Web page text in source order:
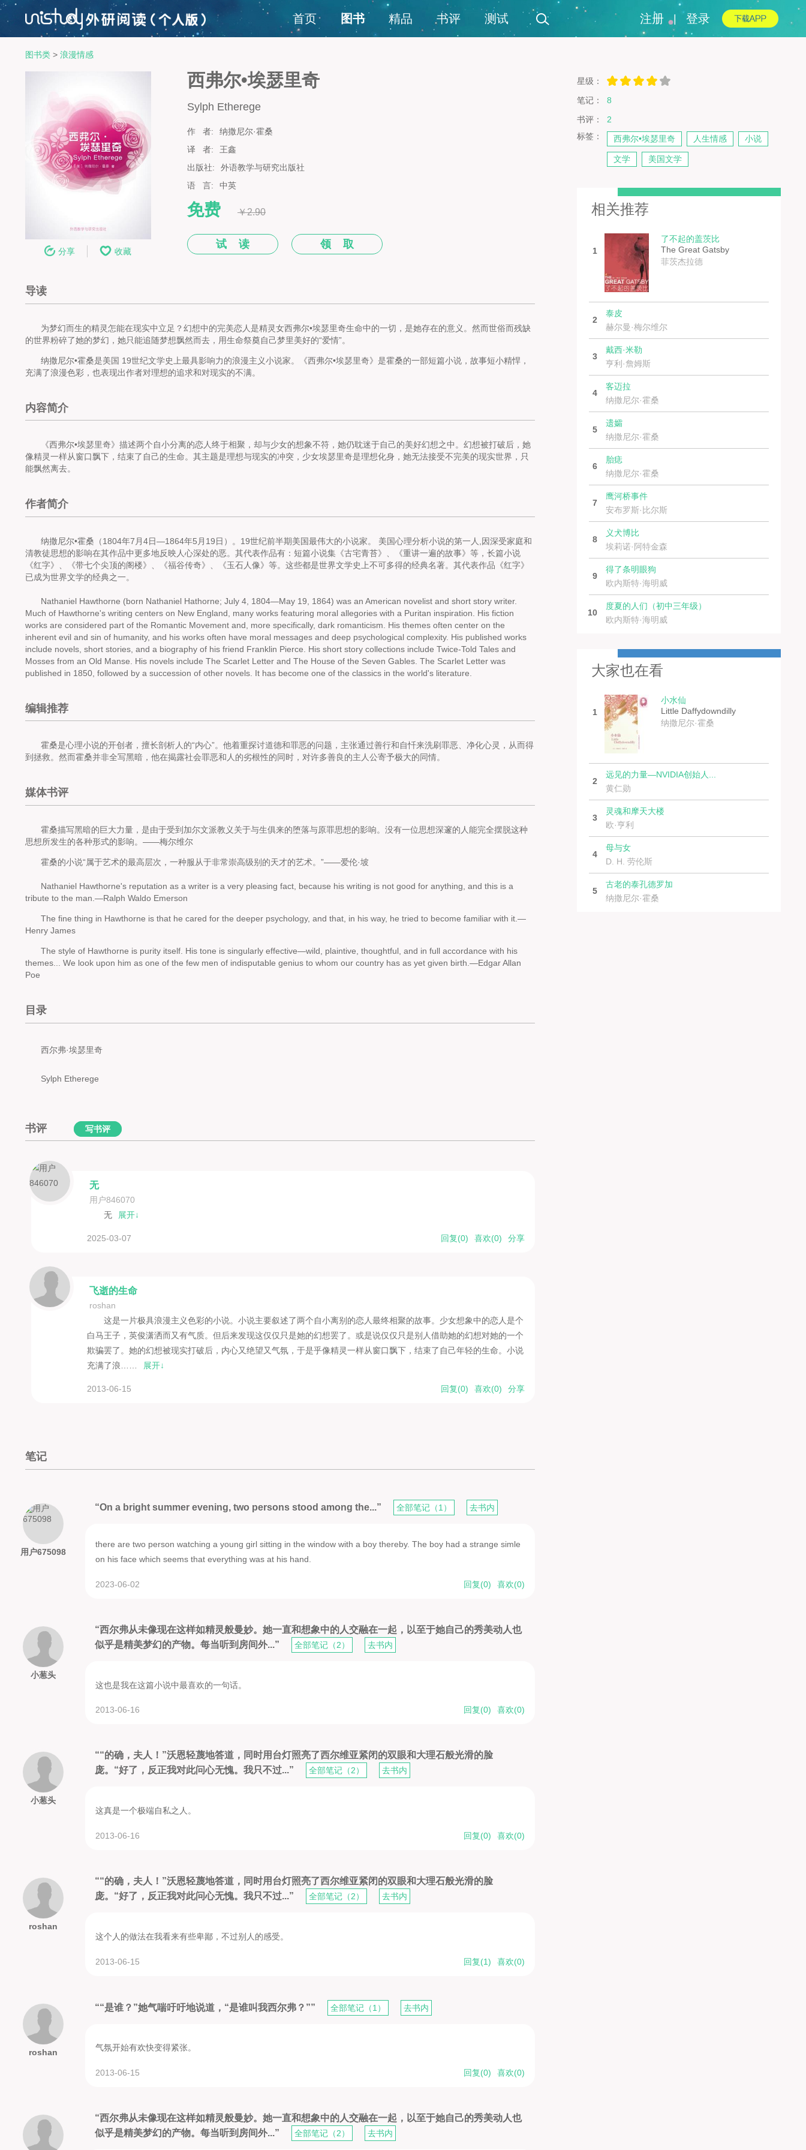
首页 图书 精品 书评 测试 注册 登录
图书类 > 浪漫情感
分享 收藏
西弗尔•埃瑟里奇
Sylph Etherege
作 者:
纳撒尼尔·霍桑
译 者:
王鑫
出版社:
外语教学与研究出版社
语 言:
中英
免费 ￥2.90
试 读 领 取
导读
为梦幻而生的精灵怎能在现实中立足？幻想中的完美恋人是精灵女西弗尔•埃瑟里奇生命中的一切，是她存在的意义。然而世俗而残缺
的世界粉碎了她的梦幻，她只能追随梦想飘然而去，用生命祭奠自己梦里美好的“爱情”。
纳撒尼尔•霍桑是美国 19世纪文学史上最具影响力的浪漫主义小说家。《西弗尔•埃瑟里奇》是霍桑的一部短篇小说，故事短小精悍，
充满了浪漫色彩，也表现出作者对理想的追求和对现实的不满。
内容简介
《西弗尔•埃瑟里奇》描述两个自小分离的恋人终于相聚，却与少女的想象不符，她仍耽迷于自己的美好幻想之中。幻想被打破后，她
像精灵一样从窗口飘下，结束了自己的生命。其主题是理想与现实的冲突，少女埃瑟里奇是理想化身，她无法接受不完美的现实世界，只
能飘然离去。
作者简介
纳撒尼尔•霍桑（1804年7月4日—1864年5月19日）。19世纪前半期美国最伟大的小说家。 美国心理分析小说的第一人,因深受家庭和
清教徒思想的影响在其作品中更多地反映人心深处的恶。其代表作品有：短篇小说集《古宅青苔》、《重讲一遍的故事》等，长篇小说
《红字》、《带七个尖顶的阁楼》、《福谷传奇》、《玉石人像》等。这些都是世界文学史上不可多得的经典名著。其代表作品《红字》
已成为世界文学的经典之一。
Nathaniel Hawthorne (born Nathaniel Hathorne; July 4, 1804—May 19, 1864) was an American novelist and short story writer.
Much of Hawthorne's writing centers on New England, many works featuring moral allegories with a Puritan inspiration. His fiction
works are considered part of the Romantic Movement and, more specifically, dark romanticism. His themes often center on the
inherent evil and sin of humanity, and his works often have moral messages and deep psychological complexity. His published works
include novels, short stories, and a biography of his friend Franklin Pierce. His short story collections include Twice-Told Tales and
Mosses from an Old Manse . His novels include The Scarlet Letter and The House of the Seven Gables The Scarlet Letter was
published in 1850, followed by a succession of other novels. It has become one of the classics in the world's literature.
编辑推荐
霍桑是心理小说的开创者，擅长剖析人的“内心”。他着重探讨道德和罪恶的问题，主张通过善行和自忏来洗刷罪恶、净化心灵，从而得
到拯救。然而霍桑并非全写黑暗，他在揭露社会罪恶和人的劣根性的同时，对许多善良的主人公寄予极大的同情。
媒体书评
霍桑描写黑暗的巨大力量，是由于受到加尔文派教义关于与生俱来的堕落与原罪思想的影响。没有一位思想深邃的人能完全摆脱这种
思想所发生的各种形式的影响。——梅尔维尔
霍桑的小说“属于艺术的最高层次，一种服从于非常崇高级别的天才的艺术。”——爱伦·坡
Nathaniel Hawthorne's reputation as a writer is a very pleasing fact, because his writing is not good for anything, and this is a
tribute to the man.—Ralph Waldo Emerson
The fine thing in Hawthorne is that he cared for the deeper psychology, and that, in his way, he tried to become familiar with it.—
Henry James
The style of Hawthorne is purity itself. His tone is singularly effective—wild, plaintive, thoughtful, and in full accordance with his
themes... We look upon him as one of the few men of indisputable genius to whom our country has as yet given birth.—Edgar Allan
Poe
目录
西尔弗·埃瑟里奇
Sylph Etherege
书评 写书评
无
用户846070
无
展开↓
2025-03-07 分享
喜欢(0)
回复(0)
飞逝的生命
roshan
这是一片极具浪漫主义色彩的小说。小说主要叙述了两个自小离别的恋人最终相聚的故事。少女想象中的恋人是个
白马王子，英俊潇洒而又有气质。但后来发现这仅仅只是她的幻想罢了。或是说仅仅只是别人借助她的幻想对她的一个
欺骗罢了。她的幻想被现实打破后，内心又绝望又气氛，于是乎像精灵一样从窗口飘下，结束了自己年轻的生命。小说
充满了浪……
展开↓
2013-06-15 分享
喜欢(0)
回复(0)
笔记
用户675098
“On a bright summer evening, two persons stood among the...” 全部笔记（1） 去书内
there are two person watching a young girl sitting in the window with a boy thereby. The boy had a strange simle
on his face which seems that everything was at his hand.
2023-06-02 喜欢(0)
回复(0)
小葱头
“西尔弗从未像现在这样如精灵般曼妙。她一直和想象中的人交融在一起，以至于她自己的秀美动人也
似乎是精美梦幻的产物。每当听到房间外...”
全部笔记（2） 去书内
这也是我在这篇小说中最喜欢的一句话。
2013-06-16 喜欢(0)
回复(0)
小葱头
““的确，夫人！”沃恩轻蔑地答道，同时用台灯照亮了西尔维亚紧闭的双眼和大理石般光滑的脸
庞。“好了，反正我对此问心无愧。我只不过...”
全部笔记（2） 去书内
这真是一个极端自私之人。
2013-06-16 喜欢(0)
回复(0)
roshan
““的确，夫人！”沃恩轻蔑地答道，同时用台灯照亮了西尔维亚紧闭的双眼和大理石般光滑的脸
庞。“好了，反正我对此问心无愧。我只不过...”
全部笔记（2） 去书内
这个人的做法在我看来有些卑鄙，不过别人的感受。
2013-06-15 喜欢(0)
回复(1)
roshan
““是谁？”她气喘吁吁地说道，“是谁叫我西尔弗？”” 全部笔记（1） 去书内
气氛开始有欢快变得紧张。
2013-06-15 喜欢(0)
回复(0)
“西尔弗从未像现在这样如精灵般曼妙。她一直和想象中的人交融在一起，以至于她自己的秀美动人也
似乎是精美梦幻的产物。每当听到房间外...”
全部笔记（2） 去书内
星级：
笔记： 8
书评： 2
标签：
西弗尔•埃瑟里奇 人生情感 小说
文学 美国文学
相关推荐
1
了不起的盖茨比
The Great Gatsby
菲茨杰拉德
2
泰皮
赫尔曼·梅尔维尔
3
戴西·米勒
亨利·詹姆斯
4
客迈拉
纳撒尼尔·霍桑
5
遗孀
纳撒尼尔·霍桑
6
胎痣
纳撒尼尔·霍桑
7
鹰河桥事件
安布罗斯·比尔斯
8
义犬博比
埃莉诺·阿特金森
9
得了条明眼狗
欧内斯特·海明威
10
度夏的人们（初中三年级）
欧内斯特·海明威
大家也在看
1
小水仙
Little Daffydowndilly
纳撒尼尔·霍桑
2
远见的力量—NVIDIA创始人...
黄仁勋
3
灵魂和摩天大楼
欧·亨利
4
母与女
D. H. 劳伦斯
5
古老的泰孔德罗加
纳撒尼尔·霍桑